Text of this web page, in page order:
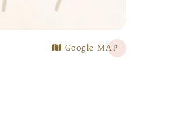
Google MAP